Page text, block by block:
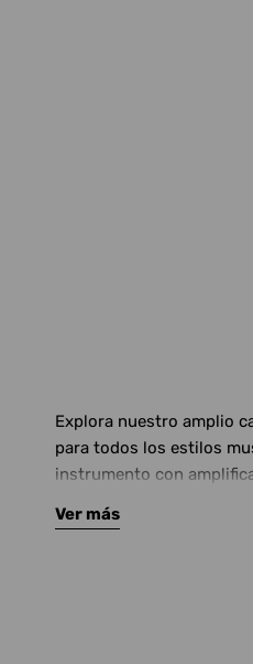
Explora nuestro amplio
para todos los estilos
instrumento con
Ver más